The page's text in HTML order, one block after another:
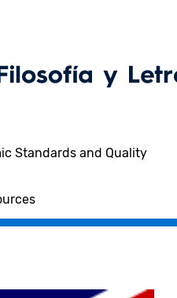
Standards and Quality